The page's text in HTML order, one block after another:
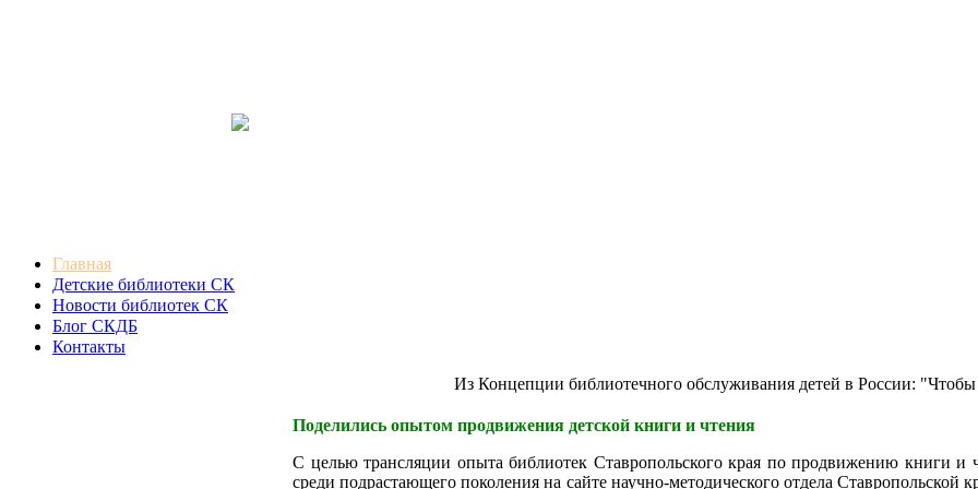
Главная
Детские библиотеки СК
Новости библиотек СК
Блог СКДБ
Контакты
Из Концепции библиотечного обслуживания детей в России: "Чтобы
Поделились опытом продвижения детской книги и чтения
С целью трансляции опыта библиотек Ставропольского края по продвижению книги и
среди подрастающего поколения на сайте научно-методического отдела Ставропольской